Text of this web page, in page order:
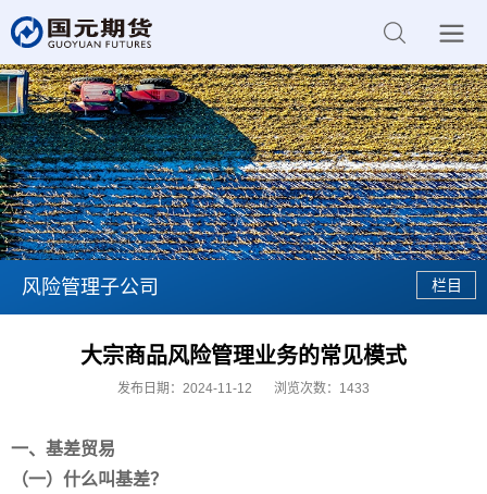
风险管理子公司
大宗商品风险管理业务的常见模式
发布日期：2024-11-12 浏览次数： 1433
一、基差贸易
（一）什么叫基差？